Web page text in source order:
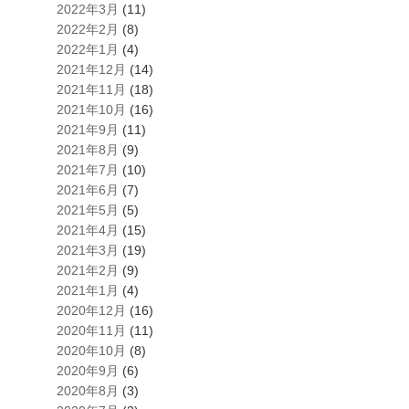
2022年3月 (11)
2022年2月 (8)
2022年1月 (4)
2021年12月 (14)
2021年11月 (18)
2021年10月 (16)
2021年9月 (11)
2021年8月 (9)
2021年7月 (10)
2021年6月 (7)
2021年5月 (5)
2021年4月 (15)
2021年3月 (19)
2021年2月 (9)
2021年1月 (4)
2020年12月 (16)
2020年11月 (11)
2020年10月 (8)
2020年9月 (6)
2020年8月 (3)